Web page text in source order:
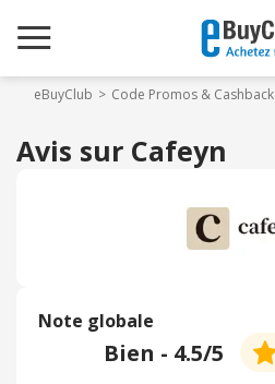
eBuyClub Code Promos & Cashback
Avis sur Cafeyn
Note globale
Bien - 4.5/5